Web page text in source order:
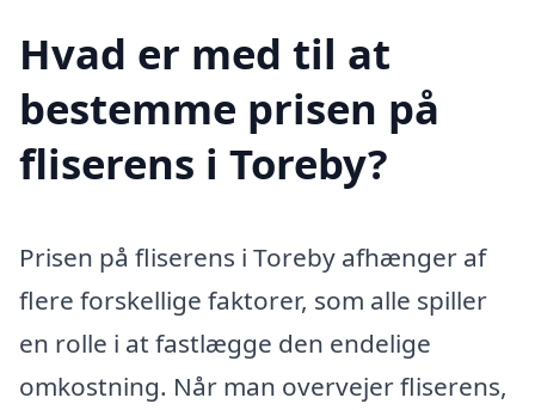
Hvad er med til at
bestemme prisen på
fliserens i Toreby?
Prisen på fliserens i Toreby afhænger af
flere forskellige faktorer, som alle spiller
en rolle i at fastlægge den endelige
omkostning. Når man overvejer fliserens,